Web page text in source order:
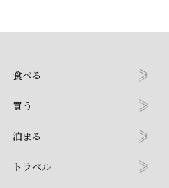
食べる
買う
泊まる
トラベル